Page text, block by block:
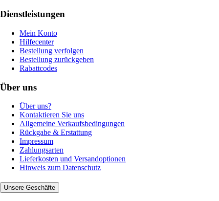
Dienstleistungen
Mein Konto
Hilfecenter
Bestellung verfolgen
Bestellung zurückgeben
Rabattcodes
Über uns
Über uns?
Kontaktieren Sie uns
Allgemeine Verkaufsbedingungen
Rückgabe & Erstattung
Impressum
Zahlungsarten
Lieferkosten und Versandoptionen
Hinweis zum Datenschutz
Unsere Geschäfte